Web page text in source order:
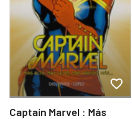
Captain Marvel : Más